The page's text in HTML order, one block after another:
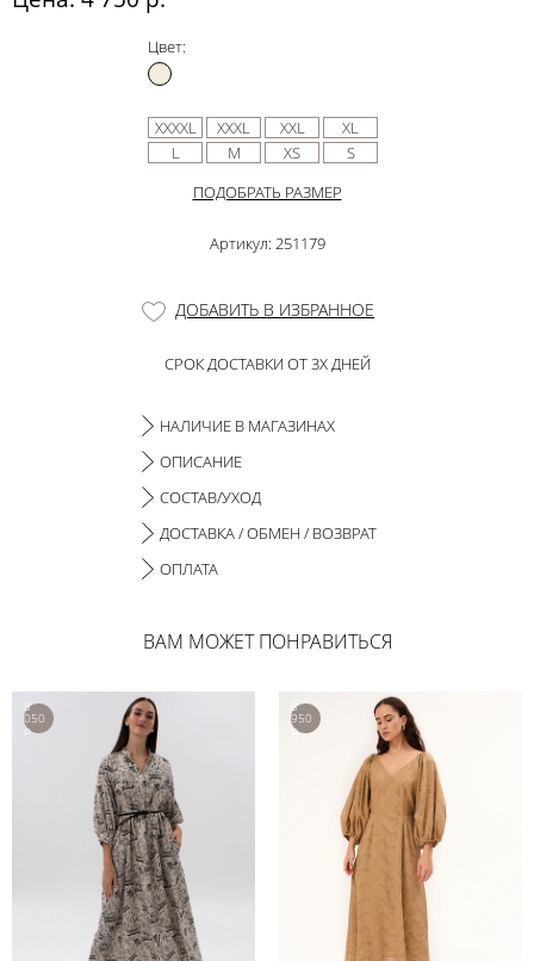
Цвет:
XXXXL XXXL XXL
XL
L
M XS
S
ПОДОБРАТЬ РАЗМЕР
Артикул: 251179
ДОБАВИТЬ В ИЗБРАННОЕ
СРОК ДОСТАВКИ ОТ 3Х ДНЕЙ
НАЛИЧИЕ В МАГАЗИНАХ
ОПИСАНИЕ
СОСТАВ/УХОД
ДОСТАВКА / ОБМЕН / ВОЗВРАТ
ОПЛАТА
ВАМ МОЖЕТ ПОНРАВИТЬСЯ
8
050
р.
8
950
р.